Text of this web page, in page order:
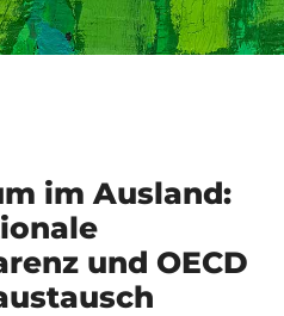
im Ausland:
und OECD